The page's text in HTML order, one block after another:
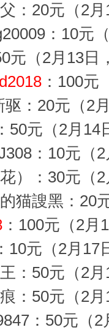
：20元（2
：10元
元（2月13日
：100元
驱：20元（2
50元（2月14
：10元（
）：30元（
猫謏黑：20
：100元（2月
10元（2月17
：50元（2
：50元（2
：50元（